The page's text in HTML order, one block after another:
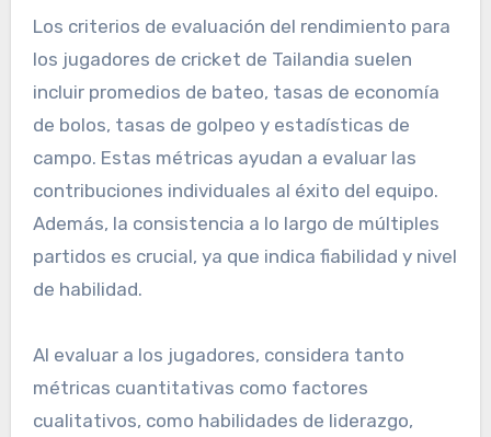
Los criterios de evaluación del rendimiento para
los jugadores de cricket de Tailandia suelen
incluir promedios de bateo, tasas de economía
de bolos, tasas de golpeo y estadísticas de
campo. Estas métricas ayudan a evaluar las
contribuciones individuales al éxito del equipo.
Además, la consistencia a lo largo de múltiples
partidos es crucial, ya que indica fiabilidad y nivel
de habilidad.
Al evaluar a los jugadores, considera tanto
métricas cuantitativas como factores
cualitativos, como habilidades de liderazgo,